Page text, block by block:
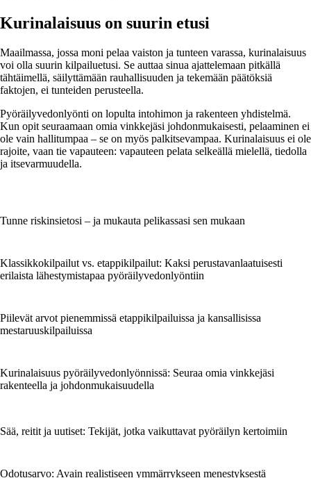
Kurinalaisuus on suurin etusi
Maailmassa, jossa moni pelaa vaiston ja tunteen varassa, kurinalaisuus
voi olla suurin kilpailuetusi. Se auttaa sinua ajattelemaan pitkällä
tähtäimellä, säilyttämään rauhallisuuden ja tekemään päätöksiä
faktojen, ei tunteiden perusteella.
Pyöräilyvedonlyönti on lopulta intohimon ja rakenteen yhdistelmä.
Kun opit seuraamaan omia vinkkejäsi johdonmukaisesti, pelaaminen ei
ole vain hallitumpaa – se on myös palkitsevampaa. Kurinalaisuus ei ole
rajoite, vaan tie vapauteen: vapauteen pelata selkeällä mielellä, tiedolla
ja itsevarmuudella.
Tunne riskinsietosi – ja mukauta pelikassasi sen mukaan
Klassikkokilpailut vs. etappikilpailut: Kaksi perustavanlaatuisesti
erilaista lähestymistapaa pyöräilyvedonlyöntiin
Piilevät arvot pienemmissä etappikilpailuissa ja kansallisissa
mestaruuskilpailuissa
Kurinalaisuus pyöräilyvedonlyönnissä: Seuraa omia vinkkejäsi
rakenteella ja johdonmukaisuudella
Sää, reitit ja uutiset: Tekijät, jotka vaikuttavat pyöräilyn kertoimiin
Odotusarvo: Avain realistiseen ymmärrykseen menestyksestä